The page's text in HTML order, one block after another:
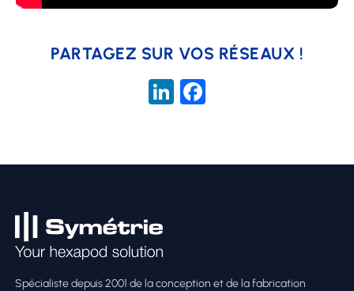
PARTAGEZ SUR VOS RÉSEAUX !
LinkedIn
Spécialiste depuis 2001 de la conception et de la fabrication